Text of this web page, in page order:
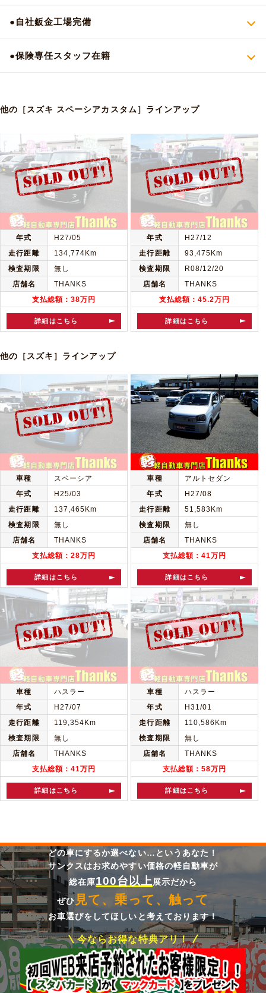
●自社鈑金工場完備
●保険専任スタッフ在籍
他の［スズキ スペーシアカスタム］ラインアップ
年式
H27/05
走行距離
134,774Km
検査期限
無し
店舗名
THANKS
支払総額：38万円
詳細はこちら
年式
H27/12
走行距離
93,475Km
検査期限
R08/12/20
店舗名
THANKS
支払総額：45.2万円
詳細はこちら
他の［スズキ］ラインアップ
車種
スペーシア
年式
H25/03
走行距離
137,465Km
検査期限
無し
店舗名
THANKS
支払総額：28万円
詳細はこちら
車種
アルトセダン
年式
H27/08
走行距離
51,583Km
検査期限
無し
店舗名
THANKS
支払総額：41万円
詳細はこちら
車種
ハスラー
年式
H27/07
走行距離
119,354Km
検査期限
無し
店舗名
THANKS
支払総額：41万円
詳細はこちら
車種
ハスラー
年式
H31/01
走行距離
110,586Km
検査期限
無し
店舗名
THANKS
支払総額：58万円
詳細はこちら
どの車にするか選べない…というあなた！
サンクスはお求めやすい価格の軽自動車が
総在庫100台以上展示だから
ぜひ見て、乗って、触って
お車選びをしてほしいと考えております！
今ならお得な特典アリ！